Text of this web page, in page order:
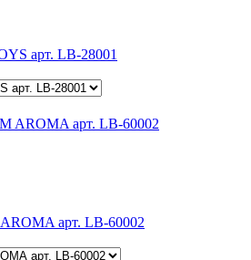
арт. LB-28001
арт. LB-60002